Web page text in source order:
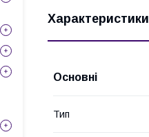
Характеристики
Основні
Тип